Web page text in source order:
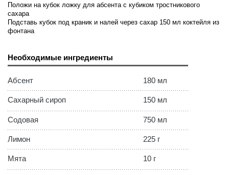
Положи на кубок ложку для абсента с кубиком тростникового
сахара
Подставь кубок под краник и налей через сахар 150 мл коктейля из
фонтана
Необходимые ингредиенты
Абсент 180 мл
Сахарный сироп 150 мл
Содовая 750 мл
Лимон 225 г
Мята 10 г